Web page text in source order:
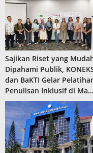
Sajikan Riset yang
Dipahami Publik,
dan BaKTI Gelar
Penulisan Inklusif di Ma…